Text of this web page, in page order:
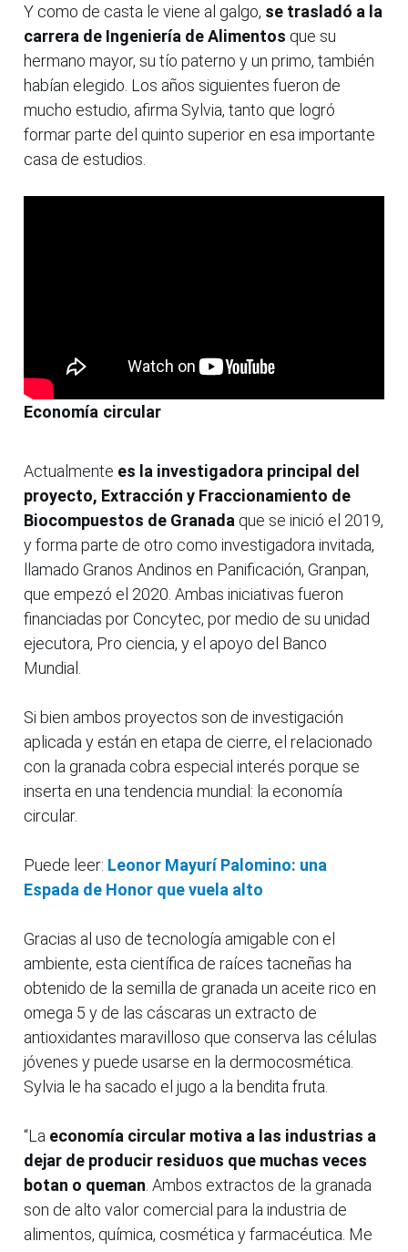
Y como de casta le viene al galgo, se trasladó a la
carrera de Ingeniería de Alimentos que su
hermano mayor, su tío paterno y un primo, también
habían elegido. Los años siguientes fueron de
mucho estudio, afirma Sylvia, tanto que logró
formar parte del quinto superior en esa importante
casa de estudios.
Economía circular
Actualmente es la investigadora principal del
proyecto, Extracción y Fraccionamiento de
Biocompuestos de Granada que se inició el 2019,
y forma parte de otro como investigadora invitada,
llamado Granos Andinos en Panificación, Granpan,
que empezó el 2020. Ambas iniciativas fueron
financiadas por Concytec, por medio de su unidad
ejecutora, Pro ciencia, y el apoyo del Banco
Mundial.
Si bien ambos proyectos son de investigación
aplicada y están en etapa de cierre, el relacionado
con la granada cobra especial interés porque se
inserta en una tendencia mundial: la economía
circular.
Puede leer: Leonor Mayurí Palomino: una
Espada de Honor que vuela alto
Gracias al uso de tecnología amigable con el
ambiente, esta científica de raíces tacneñas ha
obtenido de la semilla de granada un aceite rico en
omega 5 y de las cáscaras un extracto de
antioxidantes maravilloso que conserva las células
jóvenes y puede usarse en la dermocosmética.
Sylvia le ha sacado el jugo a la bendita fruta.
“La economía circular motiva a las industrias a
dejar de producir residuos que muchas veces
botan o queman . Ambos extractos de la granada
son de alto valor comercial para la industria de
alimentos, química, cosmética y farmacéutica. Me